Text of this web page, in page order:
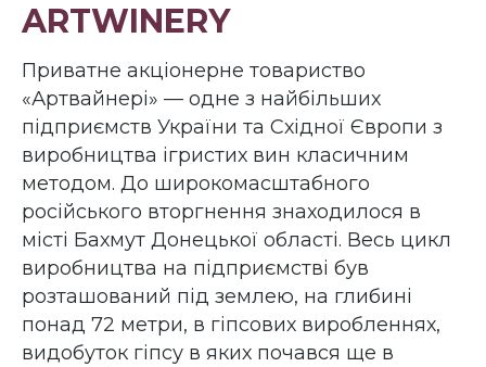
ARTWINERY
Приватне акціонерне товариство
«Артвайнері» — одне з найбільших
підприємств України та Східної Європи з
виробництва ігристих вин класичним
методом. До широкомасштабного
російського вторгнення знаходилося в
місті Бахмут Донецької області. Весь цикл
виробництва на підприємстві був
розташований під землею, на глибині
понад 72 метри, в гіпсових виробленнях,
видобуток гіпсу в яких почався ще в